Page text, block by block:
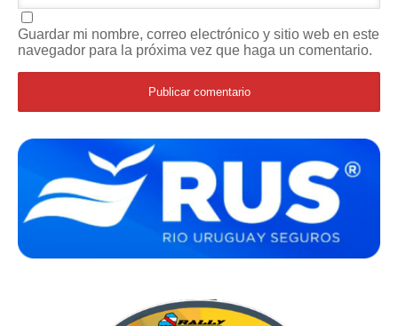
Guardar mi nombre, correo electrónico y sitio web en este
navegador para la próxima vez que haga un comentario.